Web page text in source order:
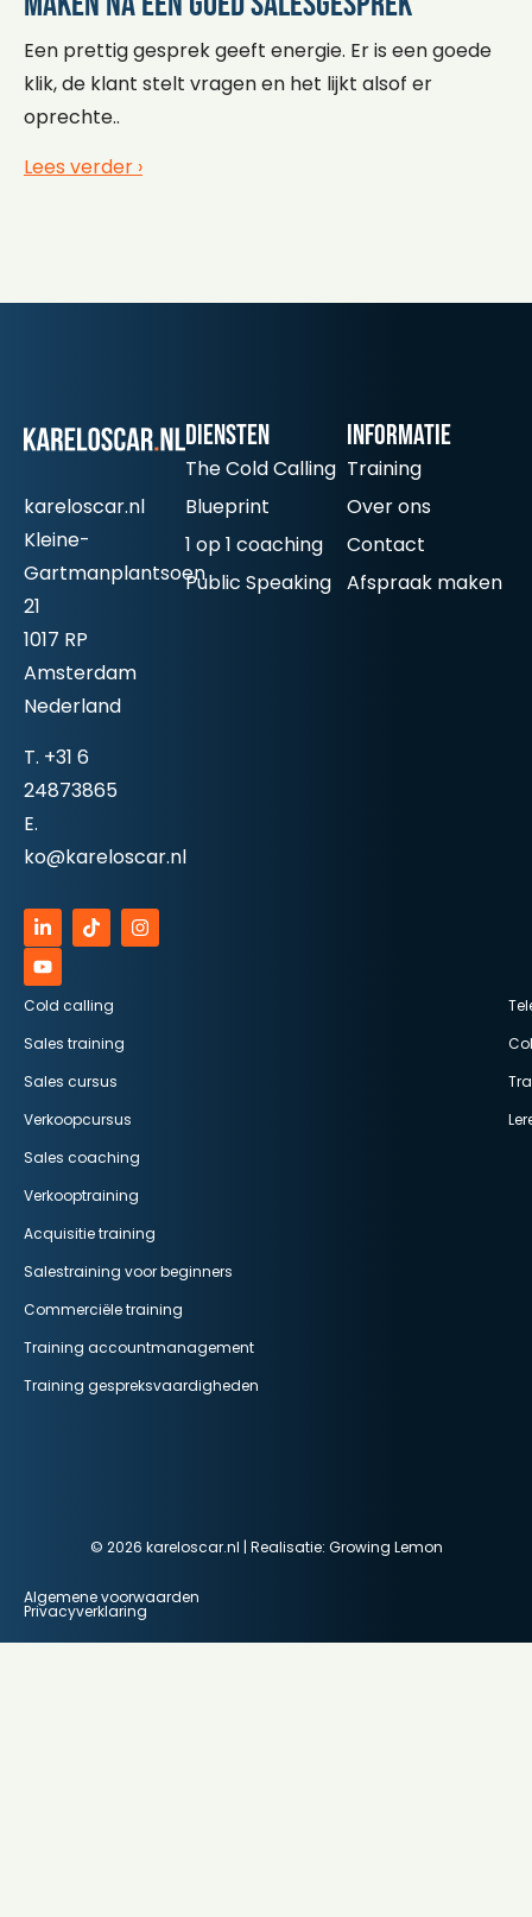
Een prettig gesprek geeft energie. Er is een goede
klik, de klant stelt vragen en het lijkt alsof er
oprechte..
Lees verder ›
kareloscar.nl
Kleine-
Gartmanplantsoen
21
1017 RP
Amsterdam
Nederland
T. +31 6
24873865
E.
ko@kareloscar.nl
Diensten
The Cold Calling
Blueprint
1 op 1 coaching
Public Speaking
informatie
Training
Over ons
Contact
Afspraak maken
Cold calling
Sales training
Sales cursus
Verkoopcursus
Sales coaching
Verkooptraining
Acquisitie training
Salestraining voor beginners
Commerciële training
Training accountmanagement
Training gespreksvaardigheden
© 2026 kareloscar.nl | Realisatie: Growing Lemon
Algemene voorwaarden
Privacyverklaring